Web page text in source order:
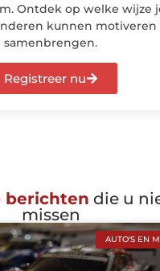
Ontdek op welke wijze
kunnen motiveren
samenbrengen.
Registreer nu
berichten die u
missen
AUTO'S EN